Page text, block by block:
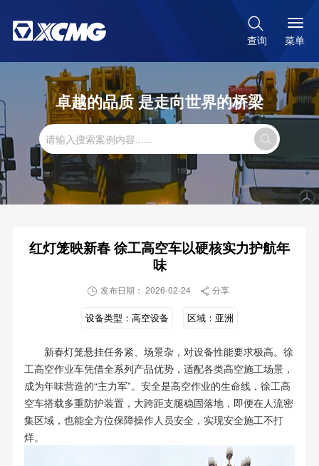

查询 菜单
卓越的品质 是走向世界的桥梁

红灯笼映新春 徐工高空车以硬核实力护航年
味
 发布日期： 2026-02-24  分享
设备类型： 高空设备 区域： 亚洲
新春灯笼悬挂任务紧、场景杂，对设备性能要求极高。徐
工高空作业车凭借全系列产品优势，适配各类高空施工场景，
成为年味营造的“主力军”。安全是高空作业的生命线，徐工高
空车搭载多重防护装置，大跨距支腿稳固落地，即便在人流密
集区域，也能全方位保障操作人员安全，实现安全施工不打
烊。